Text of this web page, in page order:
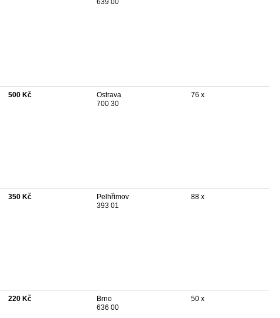
639 00
500 Kč
Ostrava
700 30
76 x
350 Kč
Pelhřimov
393 01
88 x
220 Kč
Brno
636 00
50 x